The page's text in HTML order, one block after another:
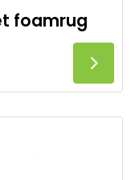
foamrug